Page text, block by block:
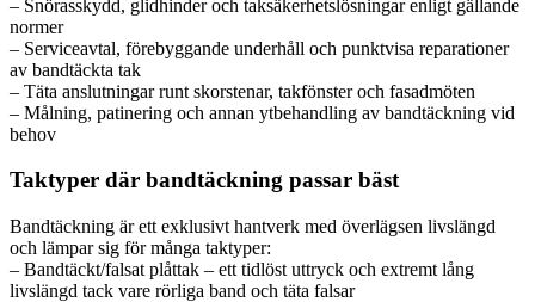
– Snörasskydd, glidhinder och taksäkerhetslösningar enligt gällande
normer
– Serviceavtal, förebyggande underhåll och punktvisa reparationer
av bandtäckta tak
– Täta anslutningar runt skorstenar, takfönster och fasadmöten
– Målning, patinering och annan ytbehandling av bandtäckning vid
behov
Taktyper där bandtäckning passar bäst
Bandtäckning är ett exklusivt hantverk med överlägsen livslängd
och lämpar sig för många taktyper:
– Bandtäckt/falsat plåttak – ett tidlöst uttryck och extremt lång
livslängd tack vare rörliga band och täta falsar